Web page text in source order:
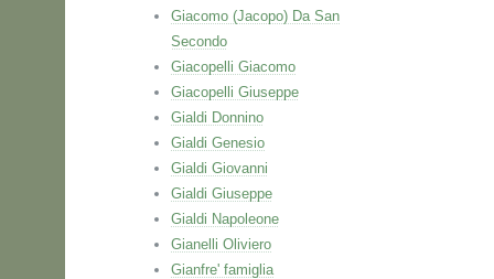
Giacomo (Jacopo) Da San
Secondo
Giacopelli Giacomo
Giacopelli Giuseppe
Gialdi Donnino
Gialdi Genesio
Gialdi Giovanni
Gialdi Giuseppe
Gialdi Napoleone
Gianelli Oliviero
Gianfre' famiglia